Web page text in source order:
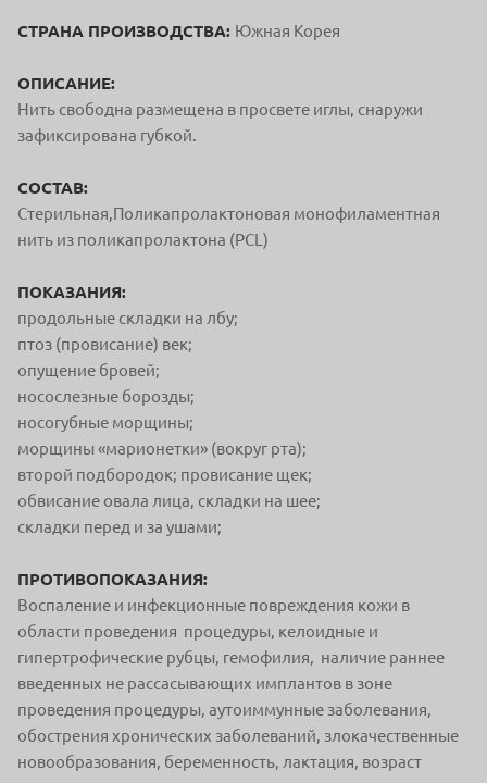
СТРАНА ПРОИЗВОДСТВА: Южная Корея
ОПИСАНИЕ:
Нить свободна размещена в просвете иглы, снаружи
зафиксирована губкой.
СОСТАВ:
Стерильная,Поликапролактоновая монофиламентная
нить из поликапролактона (PCL)
ПОКАЗАНИЯ:
продольные складки на лбу;
птоз (провисание) век;
опущение бровей;
носослезные борозды;
носогубные морщины;
морщины «марионетки» (вокруг рта);
второй подбородок; провисание щек;
обвисание овала лица, складки на шее;
складки перед и за ушами;
ПРОТИВОПОКАЗАНИЯ:
Воспаление и инфекционные повреждения кожи в
области проведения процедуры, келоидные и
гипертрофические рубцы, гемофилия, наличие раннее
введенных не рассасывающих имплантов в зоне
проведения процедуры, аутоиммунные заболевания,
обострения хронических заболеваний, злокачественные
новообразования, беременность, лактация, возраст